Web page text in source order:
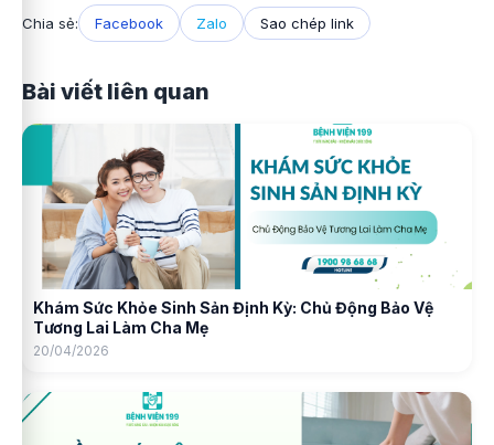
Chia sẻ: Facebook Zalo Sao chép link
Bài viết liên quan
Khám Sức Khỏe Sinh Sản Định Kỳ: Chủ Động Bảo Vệ
Tương Lai Làm Cha Mẹ
20/04/2026